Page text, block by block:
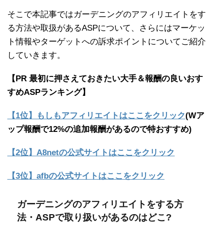
そこで本記事ではガーデニングのアフィリエイトをす
る方法や取扱があるASPについて、さらにはマーケッ
ト情報やターゲットへの訴求ポイントについてご紹介
していきます。
【PR 最初に押さえておきたい大手＆報酬の良いおす
すめASPランキング】
【1位】もしもアフィリエイトはここをクリック(Wア
ップ報酬で12%の追加報酬があるので特おすすめ)
【2位】A8netの公式サイトはここをクリック
【3位】afbの公式サイトはここをクリック
ガーデニングのアフィリエイトをする方
法・ASPで取り扱いがあるのはどこ?